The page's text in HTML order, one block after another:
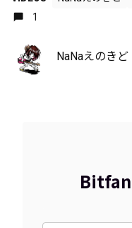
1
NaNaえのきど
Bitfan